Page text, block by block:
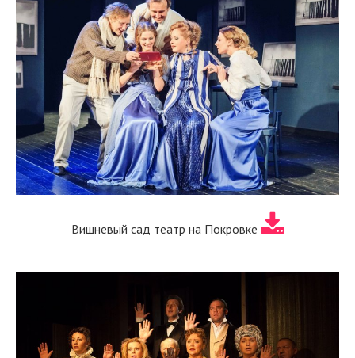
Вишневый сад театр на Покровке